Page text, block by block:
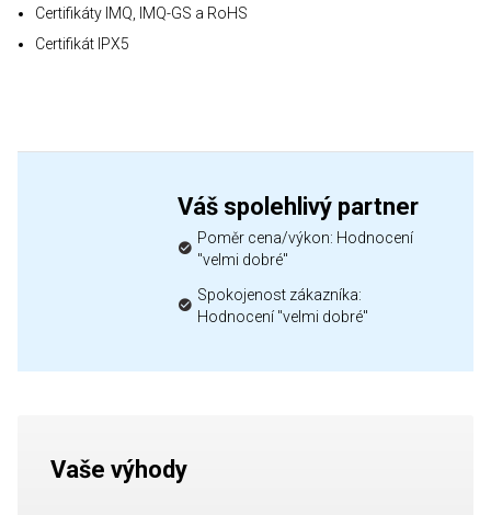
Certifikáty IMQ, IMQ-GS a RoHS
Certifikát IPX5
Váš spolehlivý partner
Poměr cena/výkon: Hodnocení
"velmi dobré"
Spokojenost zákazníka:
Hodnocení "velmi dobré"
Vaše výhody